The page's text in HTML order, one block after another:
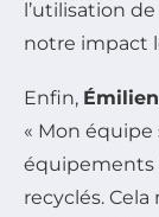
l’utilisation
notre impact
Enfin, Émilien
« Mon équipe
équipements
recyclés.